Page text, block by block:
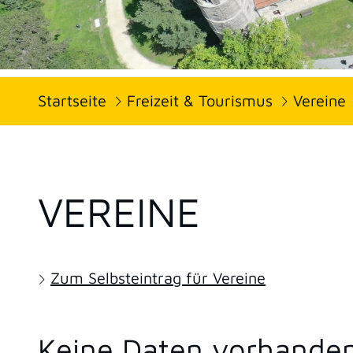
Startseite Freizeit & Tourismus Vereine
VEREINE
Zum Selbsteintrag für Vereine